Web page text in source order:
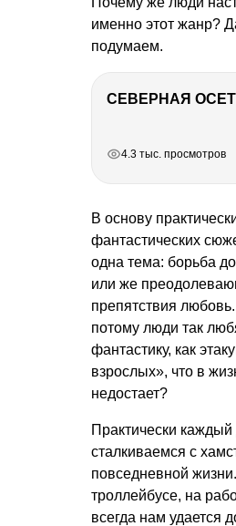
именно этот жанр?
подумаем.
4.3 тыс. просмотров
В основу
фантастических
одна тема: борьба
или же
препятствия
потому люди так
фантастику, как
взрослых», что в
недостает?
Практически
сталкиваемся с
повседневной
троллейбусе, на
всегда нам удается